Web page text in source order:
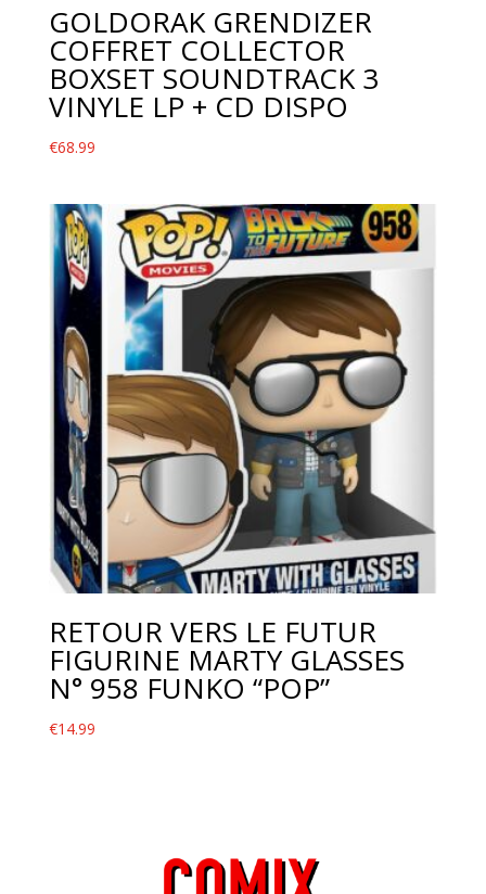
GOLDORAK GRENDIZER
COFFRET COLLECTOR
BOXSET SOUNDTRACK 3
VINYLE LP + CD DISPO
€68.99
RETOUR VERS LE FUTUR
FIGURINE MARTY GLASSES
N° 958 FUNKO “POP”
€14.99